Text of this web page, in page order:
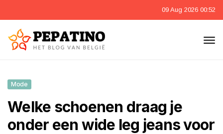
09 Aug 2026 00:52
Mode
Welke schoenen draag je
onder een wide leg jeans voor